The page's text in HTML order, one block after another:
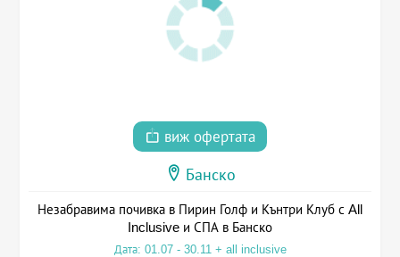
виж офертата
Банско
Незабравима почивка в Пирин Голф и Кънтри Клуб с All
Inclusive и СПА в Банско
Дата: 01.07 - 30.11 + all inclusive